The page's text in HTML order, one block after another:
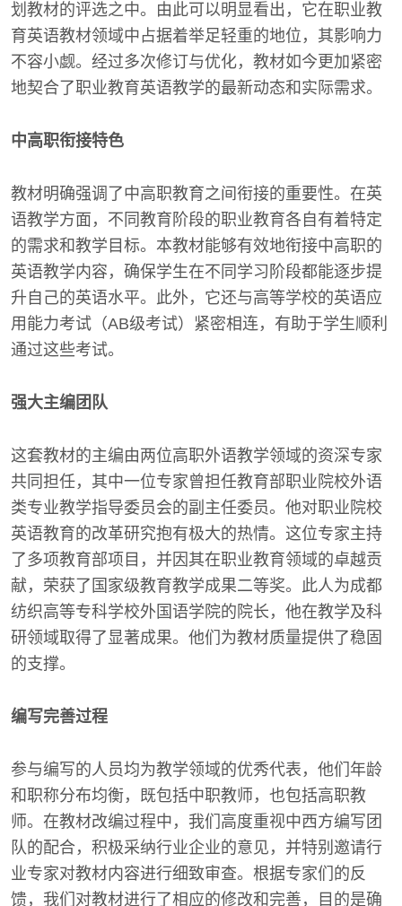
划教材的评选之中。由此可以明显看出，它在职业教
育英语教材领域中占据着举足轻重的地位，其影响力
不容小觑。经过多次修订与优化，教材如今更加紧密
地契合了职业教育英语教学的最新动态和实际需求。
中高职衔接特色
教材明确强调了中高职教育之间衔接的重要性。在英
语教学方面，不同教育阶段的职业教育各自有着特定
的需求和教学目标。本教材能够有效地衔接中高职的
英语教学内容，确保学生在不同学习阶段都能逐步提
升自己的英语水平。此外，它还与高等学校的英语应
用能力考试（AB级考试）紧密相连，有助于学生顺利
通过这些考试。
强大主编团队
这套教材的主编由两位高职外语教学领域的资深专家
共同担任，其中一位专家曾担任教育部职业院校外语
类专业教学指导委员会的副主任委员。他对职业院校
英语教育的改革研究抱有极大的热情。这位专家主持
了多项教育部项目，并因其在职业教育领域的卓越贡
献，荣获了国家级教育教学成果二等奖。此人为成都
纺织高等专科学校外国语学院的院长，他在教学及科
研领域取得了显著成果。他们为教材质量提供了稳固
的支撑。
编写完善过程
参与编写的人员均为教学领域的优秀代表，他们年龄
和职称分布均衡，既包括中职教师，也包括高职教
师。在教材改编过程中，我们高度重视中西方编写团
队的配合，积极采纳行业企业的意见，并特别邀请行
业专家对教材内容进行细致审查。根据专家们的反
馈，我们对教材进行了相应的修改和完善，目的是确